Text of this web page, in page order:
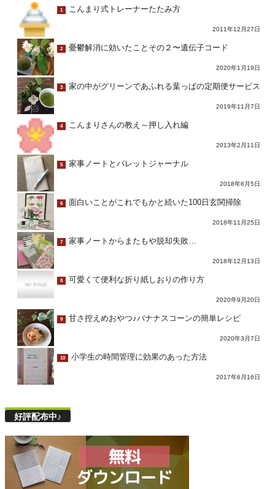
1 こんまり式トレーナーたたみ方
2011年12月27日
2 憂鬱解消に効いたことその２〜遺伝子コード
2020年1月19日
3 家の中がグリーンであふれる葉っぱの定期便サービス
2019年11月7日
4 こんまりさんの教え～押し入れ編
2013年2月11日
5 家事ノートとバレットジャーナル
2018年6月5日
6 面白いことがこれでもかと続いた100日玄関掃除
2018年11月25日
7 家事ノートからまたもや脱却失敗…
2018年12月13日
8 可愛くて便利な折り紙しおりの作り方
2020年9月20日
9 甘さ控えめおやつ♪バナナスコーンの簡単レシピ
2020年3月7日
10 小学生の時間管理に効果のあった方法
2017年6月16日
好評配布中♪